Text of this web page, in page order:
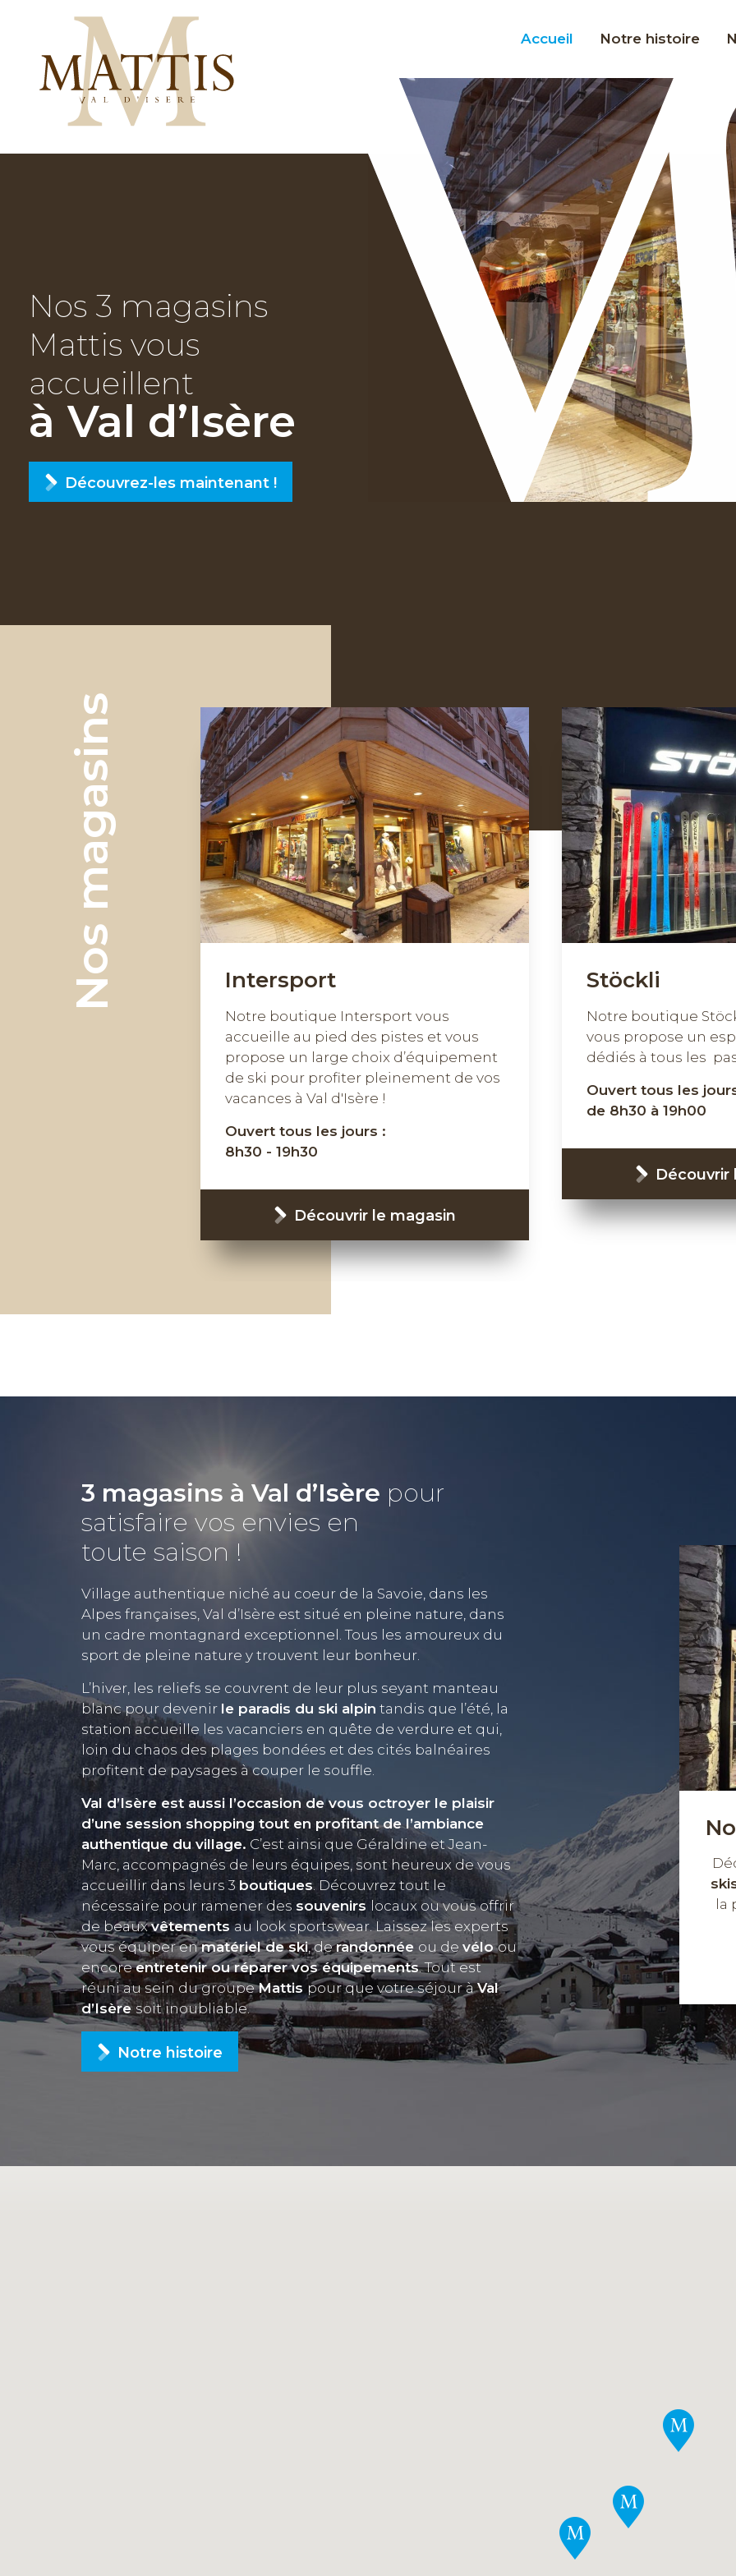
Accueil Notre histoire
Nos 3 magasins
Mattis vous
accueillent
à Val d’Isère
Découvrez-les maintenant !
Nos magasins Intersport
Notre boutique Intersport vous
accueille au pied des pistes et vous
propose un large choix d’équipement
de ski pour profiter pleinement de vos
vacances à Val d'Isère !
Ouvert tous les jours :
8h30 - 19h30
Découvrir le magasin
Stöckli
Notre boutique
vous propose un
dédiés à tous les
Ouvert tous les
de 8h30 à 19h00
Découvrir
3 magasins à Val d’Isère pour
satisfaire vos envies en
toute saison !
Village authentique niché au coeur de la Savoie, dans les
Alpes françaises, Val d’Isère est situé en pleine nature, dans
un cadre montagnard exceptionnel. Tous les amoureux du
sport de pleine nature y trouvent leur bonheur.
L’hiver, les reliefs se couvrent de leur plus seyant manteau
blanc pour devenir le paradis du ski alpin tandis que l’été, la
station accueille les vacanciers en quête de verdure et qui,
loin du chaos des plages bondées et des cités balnéaires
profitent de paysages à couper le souffle.
Val d’Isère est aussi l’occasion de vous octroyer le plaisir
d’une session shopping tout en profitant de l’ambiance
authentique du village. C’est ainsi que Géraldine et Jean-
Marc, accompagnés de leurs équipes, sont heureux de vous
accueillir dans leurs 3 boutiques. Découvrez tout le
nécessaire pour ramener des souvenirs locaux ou vous offrir
de beauxvêtementsau look sportswear. Laissez les experts
vous équiper enmatériel de ski, derandonnée ou de véloou
encoreentretenir ou réparer vos équipements. Tout est
réuni au sein du groupeMattis pour que votre séjour àVal
d’Isèresoit inoubliable.
Notre histoire
la